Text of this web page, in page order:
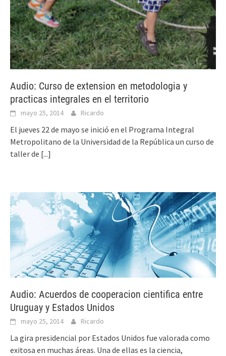
Audio: Curso de extension en metodologia y
practicas integrales en el territorio
mayo 25, 2014 Ricardo
El jueves 22 de mayo se inició en el Programa Integral
Metropolitano de la Universidad de la República un curso de
taller de [...]
Audio: Acuerdos de cooperacion cientifica entre
Uruguay y Estados Unidos
mayo 25, 2014 Ricardo
La gira presidencial por Estados Unidos fue valorada como
exitosa en muchas áreas. Una de ellas es la ciencia,